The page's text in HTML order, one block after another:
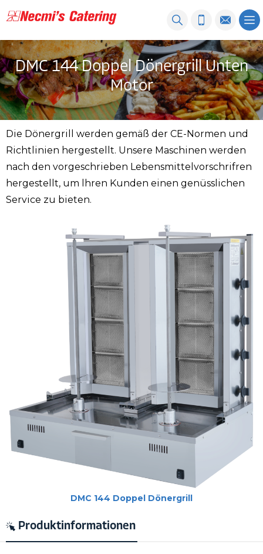
DMC 144 Doppel Dönergrill Unten
Motor
Die Dönergrill werden gemäß der CE-Normen und
Richtlinien hergestellt. Unsere Maschinen werden
nach den vorgeschrieben Lebensmittelvorschrifren
hergestellt, um lhren Kunden einen genüsslichen
Service zu bieten.
DMC 144 Doppel Dönergrill
Produktinformationen